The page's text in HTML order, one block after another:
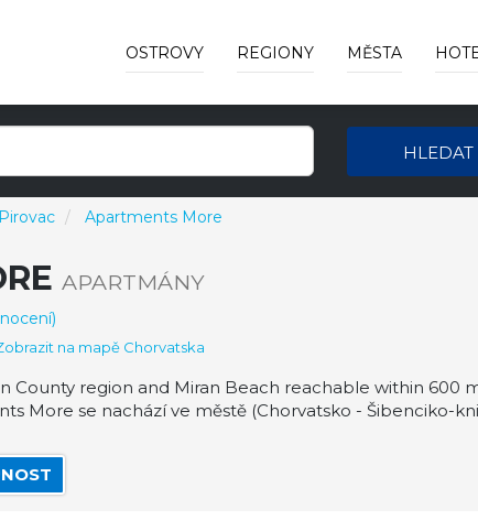
OSTROVY REGIONY MĚSTA
HLEDAT
Apartments More
APARTMÁNY
na mapě Chorvatska
County region and Miran Beach reachable within 600
More se nachází ve městě (Chorvatsko - Šibenciko-